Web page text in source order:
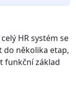
HR systém se
do několika etap,
funkční základ